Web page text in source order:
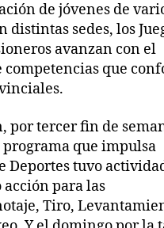
de jóvenes de
distintas sedes, los
avanzan con el
competencias que
por tercer fin de
que impulsa
Deportes tuvo
acción para las
Tiro,